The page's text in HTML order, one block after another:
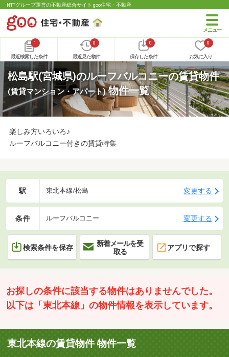
NTTグループ運営の不動産総合サイト goo住宅・不動産
1
最近検索した条件
0
最近見た物件
0
保存した条件
0
お気に入り
松島駅(宮城県)のルーフバルコニーの賃貸物件
(賃貸マンション・アパート)物件一覧
楽しみ方いろいろ♪
ルーフバルコニー付きの賃貸特集
駅 東北本線/松島 変更する
条件 ルーフバルコニー 変更する
検索条件を保存
新着メールを受
取る
アプリで探す
お探しの条件に該当する物件はありませんでした。
以下は「東北本線」の物件情報を表示しています。
東北本線の賃貸物件 物件一覧